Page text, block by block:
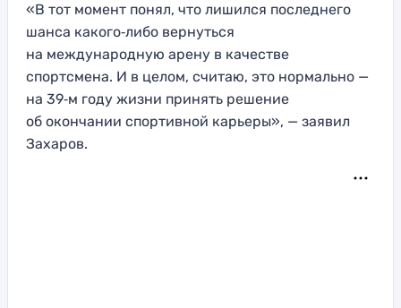
«В тот момент понял, что лишился последнего
шанса какого‑либо вернуться
на международную арену в качестве
спортсмена. И в целом, считаю, это нормально —
на 39‑м году жизни принять решение
об окончании спортивной карьеры», — заявил
Захаров.